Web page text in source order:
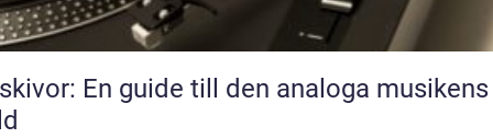
En guide till den analoga musikens